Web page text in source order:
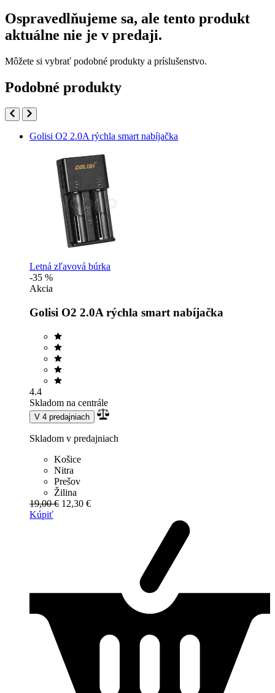
Ospravedlňujeme sa, ale tento produkt
aktuálne nie je v predaji.
Môžete si vybrať podobné produkty a príslušenstvo.
Podobné produkty
Golisi O2 2.0A rýchla smart nabíjačka
Letná zľavová búrka
-35 %
Akcia
Golisi O2 2.0A rýchla smart nabíjačka
4.4
Skladom na centrále
V 4 predajniach
Skladom v predajniach
Košice
Nitra
Prešov
Žilina
19,00 € 12,30 €
Kúpiť